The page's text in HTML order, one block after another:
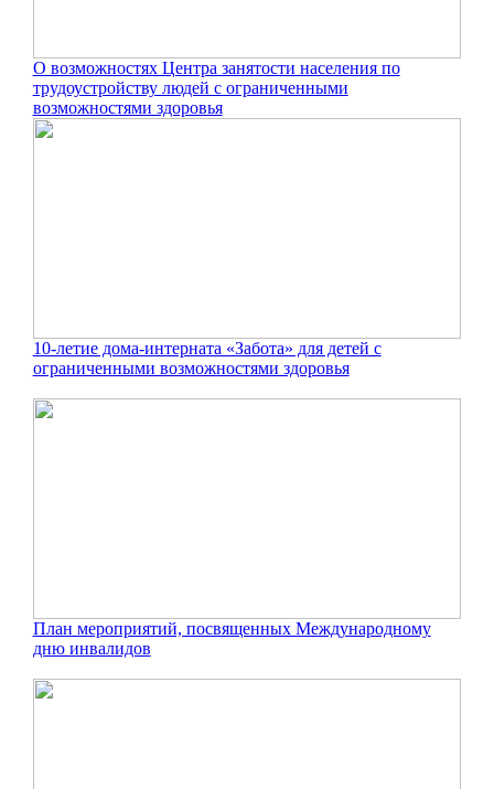
О возможностях Центра занятости населения по
трудоустройству людей с ограниченными
возможностями здоровья
10-летие дома-интерната «Забота» для детей с
ограниченными возможностями здоровья
План мероприятий, посвященных Международному
дню инвалидов